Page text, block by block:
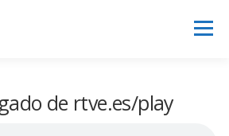
Menú
de rtve.es/play